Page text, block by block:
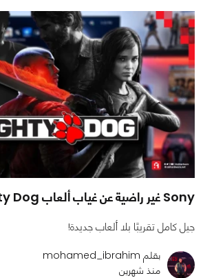
Sony غير راضية عن غياب ألعاب Naughty Dog على PS5
جيل كامل تقريبًا بلا ألعاب جديدة!
بقلم mohamed_ibrahim
منذ شهرين